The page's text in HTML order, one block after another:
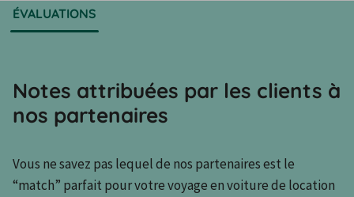
ÉVALUATIONS
Notes attribuées par les clients à
nos partenaires
Vous ne savez pas lequel de nos partenaires est le
“match” parfait pour votre voyage en voiture de location